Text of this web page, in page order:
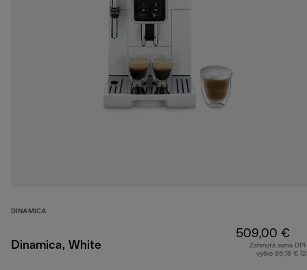
DINAMICA
Dinamica, White
509,00 €
Zahrnutá suma
výške 95,18 €